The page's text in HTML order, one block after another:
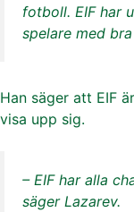
fotboll. EIF har
spelare med
Han säger att EIF
visa upp sig.
– EIF har alla
säger Lazarev.